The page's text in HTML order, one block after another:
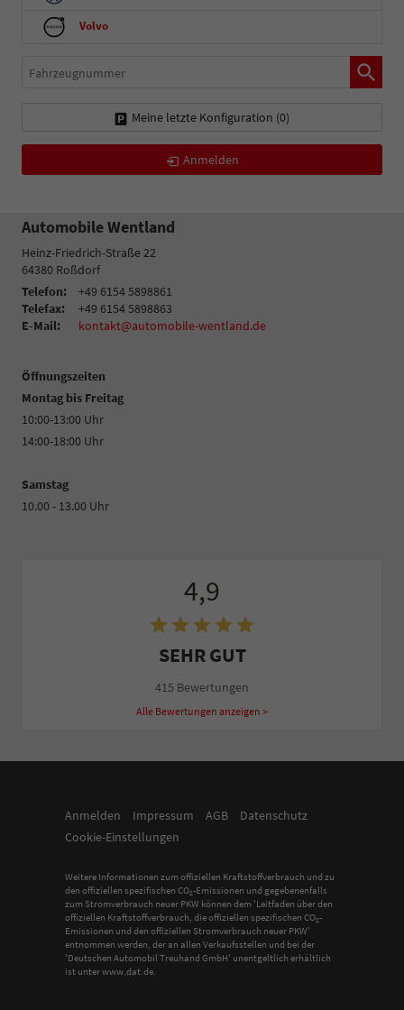
Volvo
Fahrzeugnummer
Meine letzte Konfiguration (0)
Anmelden
Automobile Wentland
Heinz-Friedrich-Straße 22
64380 Roßdorf
Telefon:
+49 6154 5898861
Telefax:
+49 6154 5898863
E-Mail:
kontakt@automobile-wentland.de
Öffnungszeiten
Montag bis Freitag
10:00-13:00 Uhr
14:00-18:00 Uhr
Samstag
10.00 - 13.00 Uhr
4,9
SEHR GUT
415 Bewertungen
Alle Bewertungen anzeigen >
Anmelden Impressum AGB
Datenschutz
Cookie-Einstellungen
Weitere Informationen zum offiziellen Kraftstoffverbrauch und zu
den offiziellen spezifischen CO2-Emissionen und gegebenenfalls
zum Stromverbrauch neuer PKW können dem 'Leitfaden über den
offiziellen Kraftstoffverbrauch, die offiziellen spezifischen CO2-
Emissionen und den offiziellen Stromverbrauch neuer PKW'
entnommen werden, der an allen Verkaufsstellen und bei der
'Deutschen Automobil Treuhand GmbH' unentgeltlich erhältlich
ist unter www.dat.de.